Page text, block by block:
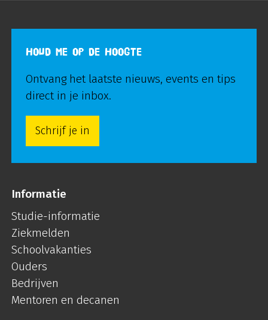
HOUD ME OP DE HOOGTE
Ontvang het laatste nieuws, events en tips
direct in je inbox.
Schrijf je in
Informatie
Studie-informatie
Ziekmelden
Schoolvakanties
Ouders
Bedrijven
Mentoren en decanen